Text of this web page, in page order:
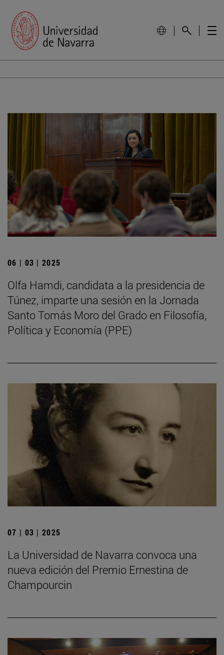
06 | 03 | 2025
Olfa Hamdi, candidata a la presidencia de
Túnez, imparte una sesión en la Jornada
Santo Tomás Moro del Grado en Filosofía,
Política y Economía (PPE)
07 | 03 | 2025
La Universidad de Navarra convoca una
nueva edición del Premio Ernestina de
Champourcin